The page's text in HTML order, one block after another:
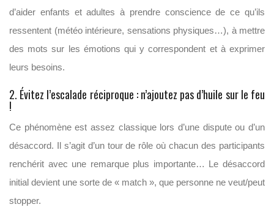
d’aider enfants et adultes à prendre conscience de ce qu’ils
ressentent (météo intérieure, sensations physiques…), à mettre
des mots sur les émotions qui y correspondent et à exprimer
leurs besoins.
2. Évitez l’escalade réciproque : n’ajoutez pas d’huile sur le feu
!
Ce phénomène est assez classique lors d’une dispute ou d’un
désaccord. Il s’agit d’un tour de rôle où chacun des participants
renchérit avec une remarque plus importante… Le désaccord
initial devient une sorte de « match », que personne ne veut/peut
stopper.